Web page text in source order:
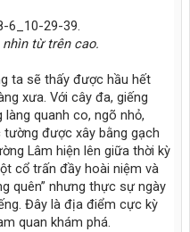
từ trên cao.
ta sẽ thấy được hầu hết
xưa. Với cây đa, giếng
quanh co, ngõ nhỏ,
được xây bằng gạch
Lâm hiện lên giữa thời kỳ
cổ trấn đầy hoài niệm và
quên” nhưng thực sự ngày
Đây là địa điểm cực kỳ
quan khám phá.